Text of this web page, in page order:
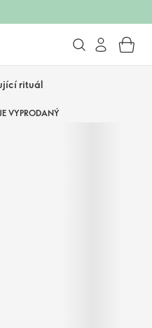
rituál
VYPRODANÝ